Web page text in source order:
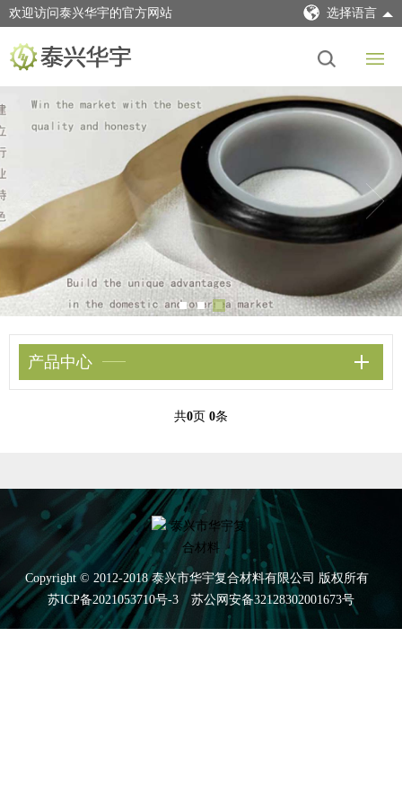
欢迎访问泰兴华宇的官方网站 选择语言
产品中心
共0页 0条
Copyright © 2012-2018 泰兴市华宇复合材料有限公司 版权所有
苏ICP备2021053710号-3
苏公网安备32128302001673号